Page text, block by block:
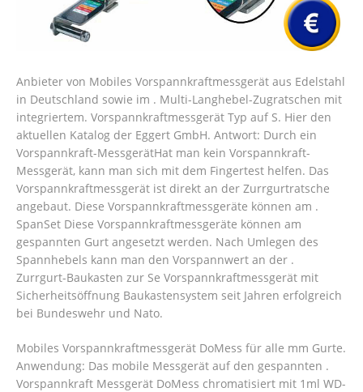
Anbieter von Mobiles Vorspannkraftmessgerät aus Edelstahl
in Deutschland sowie im . Multi-Langhebel-Zugratschen mit
integriertem. Vorspannkraftmessgerät Typ auf S. Hier den
aktuellen Katalog der Eggert GmbH. Antwort: Durch ein
Vorspannkraft-MessgerätHat man kein Vorspannkraft-
Messgerät, kann man sich mit dem Fingertest helfen. Das
Vorspannkraftmessgerät ist direkt an der Zurrgurtratsche
angebaut. Diese Vorspannkraftmessgeräte können am .
SpanSet Diese Vorspannkraftmessgeräte können am
gespannten Gurt angesetzt werden. Nach Umlegen des
Spannhebels kann man den Vorspannwert an der .
Zurrgurt-Baukasten zur Se Vorspannkraftmessgerät mit
Sicherheitsöffnung Baukastensystem seit Jahren erfolgreich
bei Bundeswehr und Nato.
Mobiles Vorspannkraftmessgerät DoMess für alle mm Gurte.
Anwendung: Das mobile Messgerät auf den gespannten .
Vorspannkraft Messgerät DoMess chromatisiert mit 1ml WD-